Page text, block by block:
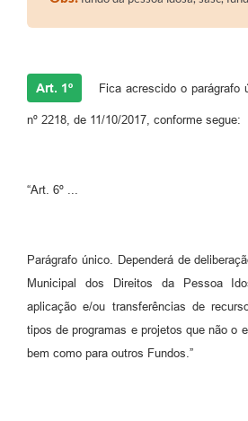
Art. 1º Fica acrescido o parágrafo
nº 2218, de 11/10/2017, conforme segue:
“Art. 6º ...
Parágrafo único. Dependerá de
Municipal dos Direitos da Pessoa
aplicação e/ou transferências de
tipos de programas e projetos que não o
bem como para outros Fundos.”